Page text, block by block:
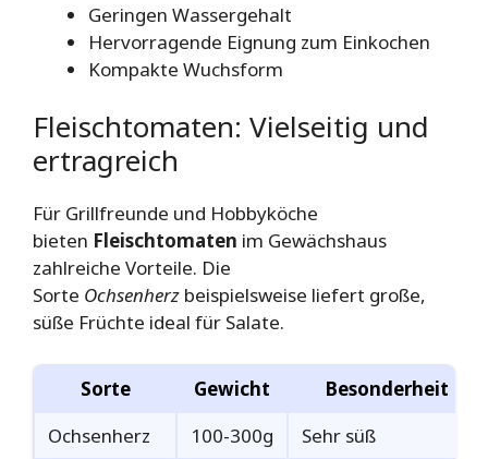
Geringen Wassergehalt
Hervorragende Eignung zum Einkochen
Kompakte Wuchsform
Fleischtomaten: Vielseitig und
ertragreich
Für Grillfreunde und Hobbyköche
bieten Fleischtomaten im Gewächshaus
zahlreiche Vorteile. Die
Sorte Ochsenherz beispielsweise liefert große,
süße Früchte ideal für Salate.
Sorte Gewicht
Besonderheit
Ochsenherz
100-300g
Sehr süß